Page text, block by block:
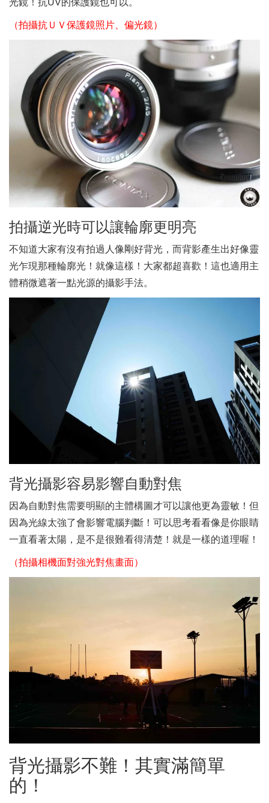
光鏡！抗UV的保護鏡也可以。
（拍攝抗ＵＶ保護鏡照片、偏光鏡）
拍攝逆光時可以讓輪廓更明亮
不知道大家有沒有拍過人像剛好背光，而背影產生出好像靈
光乍現那種輪廓光！就像這樣！大家都超喜歡！這也適用主
體稍微遮著一點光源的攝影手法。
背光攝影容易影響自動對焦
因為自動對焦需要明顯的主體構圖才可以讓他更為靈敏！但
因為光線太強了會影響電腦判斷！可以思考看看像是你眼睛
一直看著太陽，是不是很難看得清楚！就是一樣的道理喔！
（拍攝相機面對強光對焦畫面）
背光攝影不難！其實滿簡單
的！